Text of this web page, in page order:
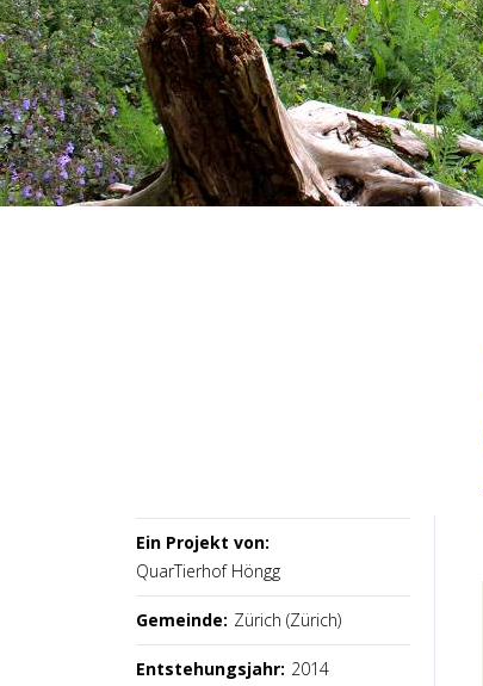
Ein Projekt von:
QuarTierhof Höngg
Gemeinde: Zürich (Zürich)
Entstehungsjahr: 2014